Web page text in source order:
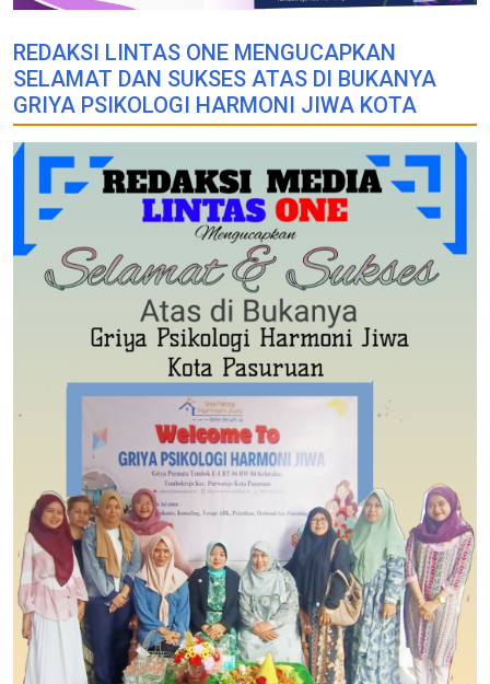
REDAKSI LINTAS ONE MENGUCAPKAN
SELAMAT DAN SUKSES ATAS DI BUKANYA
GRIYA PSIKOLOGI HARMONI JIWA KOTA